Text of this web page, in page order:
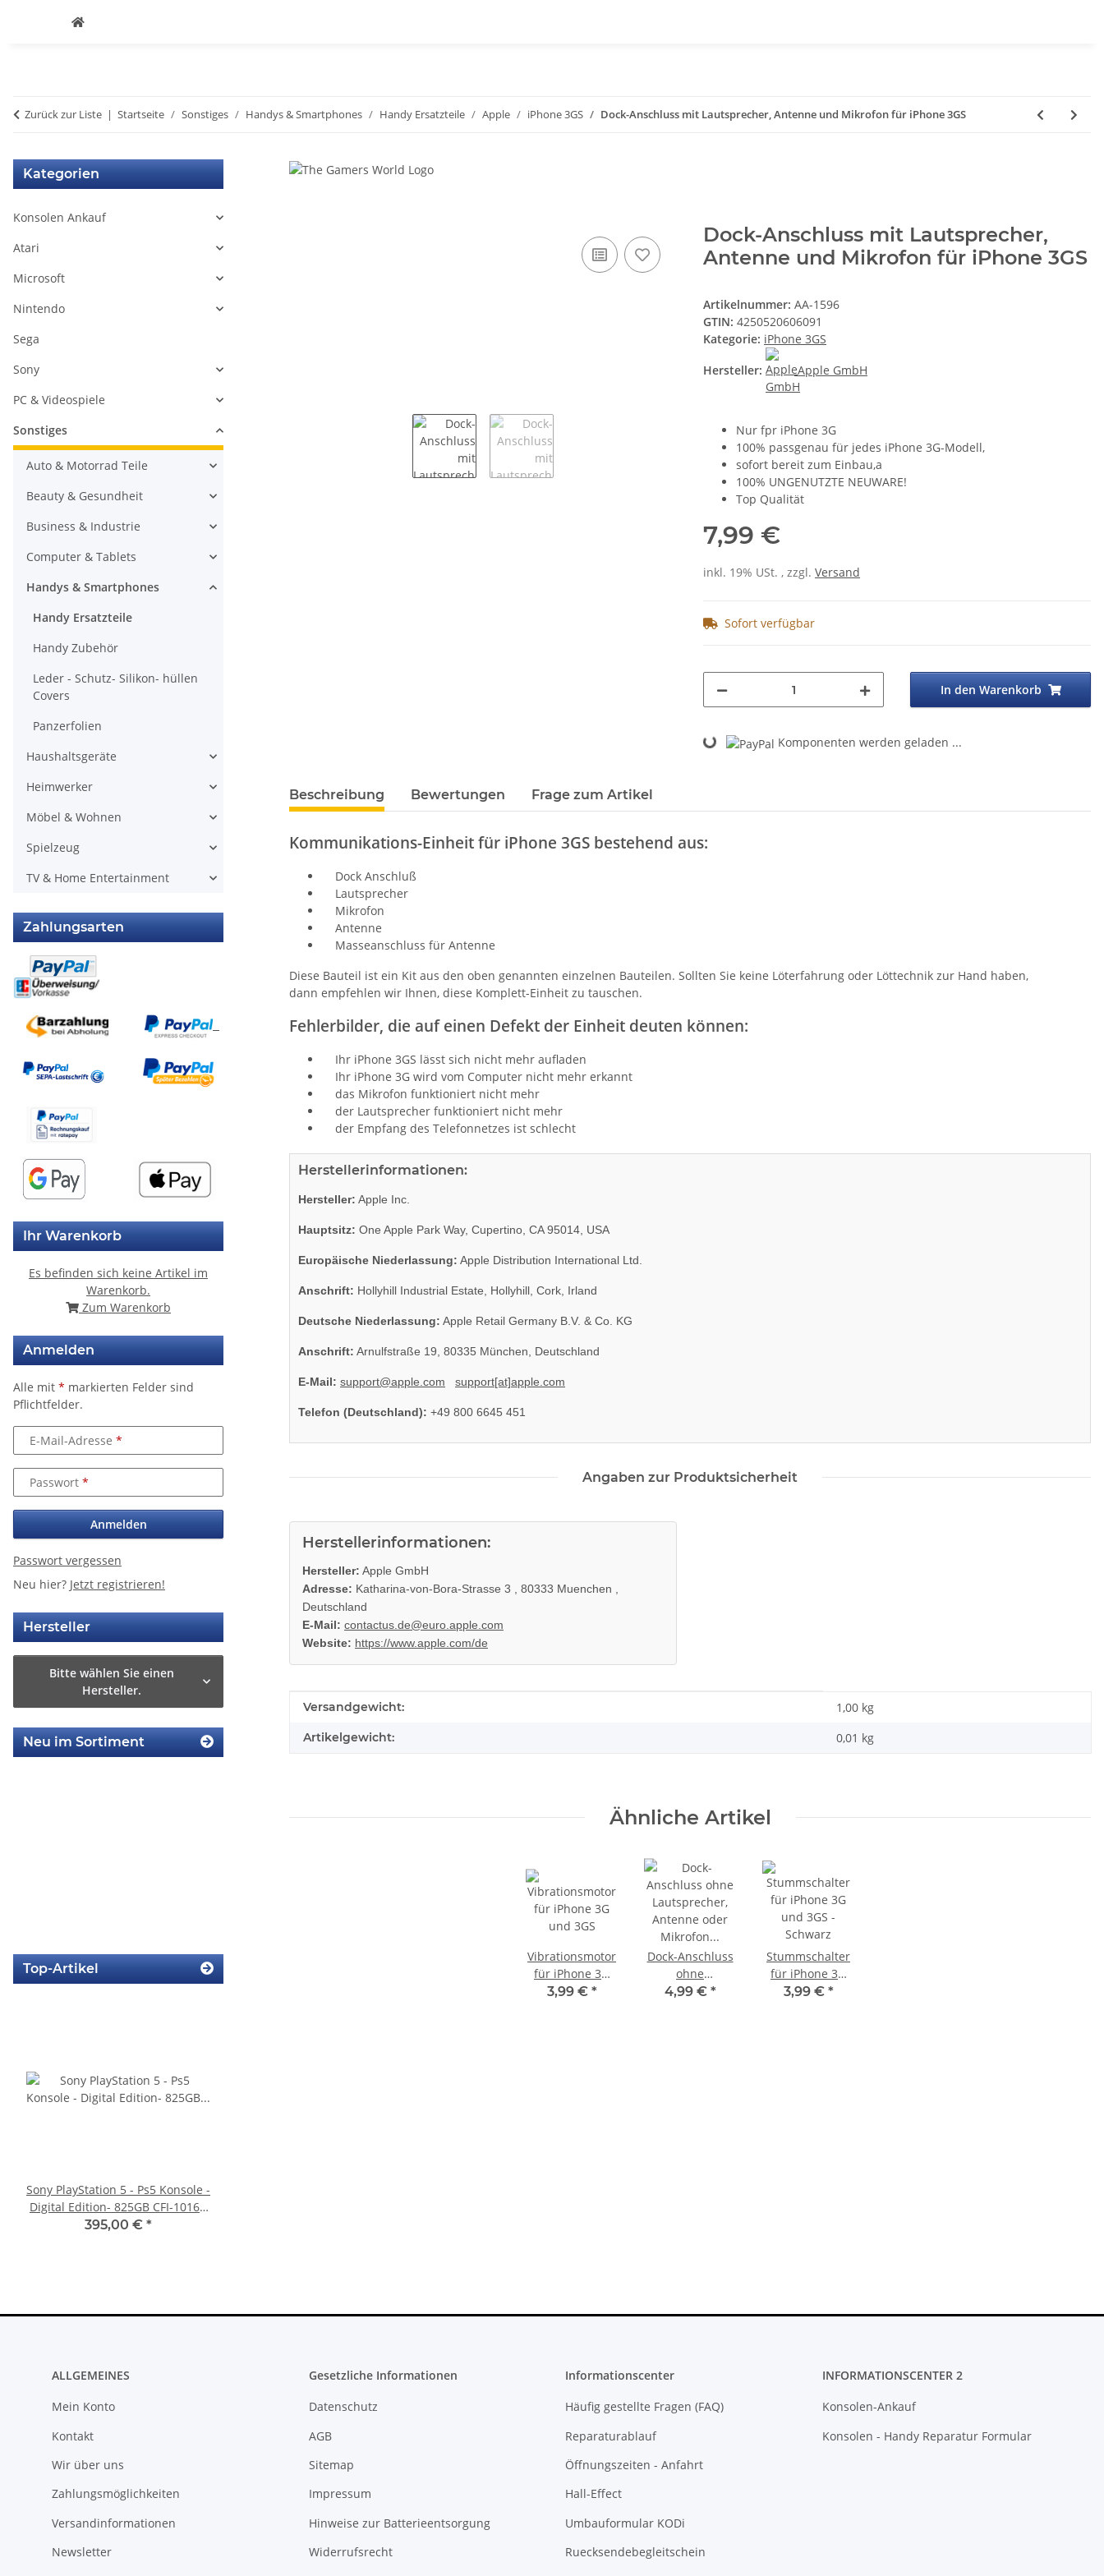
Zurück zur Liste Startseite Sonstiges Handys & Smartphones Handy Ersatzteile Apple iPhone 3GS Dock-Anschluss mit Lautsprecher, Antenne und Mikrofon für iPhone 3GS
Dock-Anschluss mit Lautsprecher,
Antenne und Mikrofon für iPhone 3GS
Artikelnummer: AA-1596
GTIN: 4250520606091
Kategorie: iPhone 3GS
Hersteller:
Apple GmbH
Nur fpr iPhone 3G
100% passgenau für jedes iPhone 3G-Modell,
sofort bereit zum Einbau,a
100% UNGENUTZTE NEUWARE!
Top Qualität
7,99 €
inkl. 19% USt. , zzgl. Versand
Sofort verfügbar
In den Warenkorb
Loading... Komponenten werden geladen ...
Beschreibung Bewertungen Frage zum Artikel
Kommunikations-Einheit für iPhone 3GS bestehend aus:
Dock Anschluß
Lautsprecher
Mikrofon
Antenne
Masseanschluss für Antenne
Diese Bauteil ist ein Kit aus den oben genannten einzelnen Bauteilen. Sollten Sie keine Löterfahrung oder Löttechnik zur Hand haben,
dann empfehlen wir Ihnen, diese Komplett-Einheit zu tauschen.
Fehlerbilder, die auf einen Defekt der Einheit deuten können:
Ihr iPhone 3GS lässt sich nicht mehr aufladen
Ihr iPhone 3G wird vom Computer nicht mehr erkannt
das Mikrofon funktioniert nicht mehr
der Lautsprecher funktioniert nicht mehr
der Empfang des Telefonnetzes ist schlecht
Herstellerinformationen:
Hersteller: Apple Inc.
Hauptsitz: One Apple Park Way, Cupertino, CA 95014, USA
Europäische Niederlassung: Apple Distribution International Ltd.
Anschrift: Hollyhill Industrial Estate, Hollyhill, Cork, Irland
Deutsche Niederlassung: Apple Retail Germany B.V. & Co. KG
Anschrift: Arnulfstraße 19, 80335 München, Deutschland
E-Mail: support@apple.com support[at]apple.com
Telefon (Deutschland): +49 800 6645 451
Angaben zur Produktsicherheit
Herstellerinformationen:
Hersteller: Apple GmbH
Adresse: Katharina-von-Bora-Strasse 3 , 80333 Muenchen ,
Deutschland
E-Mail: contactus.de@euro.apple.com
Website: https://www.apple.com/de
Produkteigenschaft
Wert
Versandgewicht: 1,00 kg
Artikelgewicht: 0,01 kg
Ähnliche Artikel
Vibrationsmotor
für iPhone 3G
und 3GS
3,99 € *
Dock-Anschluss
ohne
Lautsprecher,
4,99 € *
Stummschalter
für iPhone 3G
und 3GS -
3,99 € *
Kategorien
Konsolen Ankauf
Atari
Microsoft
Nintendo
Sega
Sony
PC & Videospiele
Sonstiges
Auto & Motorrad Teile
Beauty & Gesundheit
Business & Industrie
Computer & Tablets
Handys & Smartphones
Handy Ersatzteile
Handy Zubehör
Leder - Schutz- Silikon- hüllen
Covers
Panzerfolien
Haushaltsgeräte
Heimwerker
Möbel & Wohnen
Spielzeug
TV & Home Entertainment
Zahlungsarten
Ihr Warenkorb
Es befinden sich keine Artikel im
Warenkorb.
Zum Warenkorb
Anmelden
Alle mit * markierten Felder sind
Pflichtfelder.
E-Mail-Adresse
Passwort
Anmelden
Passwort vergessen
Neu hier? Jetzt registrieren!
Hersteller
Bitte wählen Sie einen
Hersteller.
Neu im Sortiment
Sony Playstation 3 KEM 450EAA
Laufwerk ohne Laser - Defekt -
SONY PS3 Slim Netzteil EADP
450EAA PS3 Laser mit Schlitten
Top-Artikel
Sony PlayStation 5 - Ps5 Konsole -
Digital Edition- 825GB CFI-1016B
gebraucht
395,00 € *
ALLGEMEINES
Mein Konto
Kontakt
Wir über uns
Zahlungsmöglichkeiten
Versandinformationen
Newsletter
Gesetzliche Informationen
Datenschutz
AGB
Sitemap
Impressum
Hinweise zur Batterieentsorgung
Widerrufsrecht
Informationscenter
Häufig gestellte Fragen (FAQ)
Reparaturablauf
Öffnungszeiten - Anfahrt
Hall-Effect
Umbauformular KODi
Ruecksendebegleitschein
INFORMATIONSCENTER 2
Konsolen-Ankauf
Konsolen - Handy Reparatur Formular